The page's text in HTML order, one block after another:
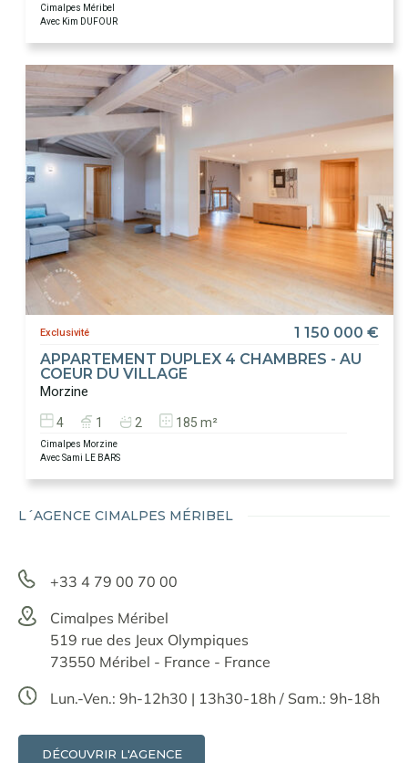
Cimalpes Méribel
Avec Kim DUFOUR
Exclusivité
1 150 000 €
APPARTEMENT DUPLEX 4 CHAMBRES - AU
COEUR DU VILLAGE
Morzine
4 1 2 185 m²
Cimalpes Morzine
Avec Sami LE BARS
L´AGENCE CIMALPES MÉRIBEL
+33 4 79 00 70 00
Cimalpes Méribel
519 rue des Jeux Olympiques
73550 Méribel - France - France
Lun.-Ven.: 9h-12h30 | 13h30-18h / Sam.: 9h-18h
DÉCOUVRIR L'AGENCE